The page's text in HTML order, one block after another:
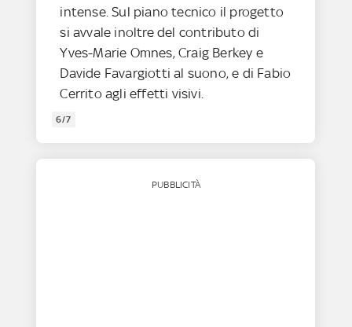
intense. Sul piano tecnico il progetto
si avvale inoltre del contributo di
Yves-Marie Omnes, Craig Berkey e
Davide Favargiotti al suono, e di Fabio
Cerrito agli effetti visivi.
6/7
PUBBLICITÀ